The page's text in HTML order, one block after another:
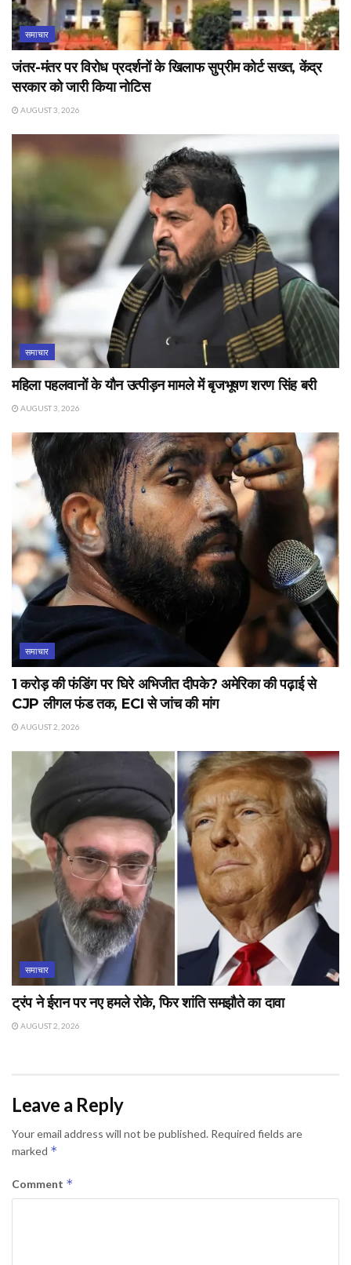
समाचार
जंतर-मंतर पर विरोध प्रदर्शनों के खिलाफ सुप्रीम कोर्ट सख्त, केंद्र
सरकार को जारी किया नोटिस
AUGUST 3, 2026
समाचार
महिला पहलवानों के यौन उत्पीड़न मामले में बृजभूषण शरण सिंह बरी
AUGUST 3, 2026
समाचार
1 करोड़ की फंडिंग पर घिरे अभिजीत दीपके? अमेरिका की पढ़ाई से
CJP लीगल फंड तक, ECI से जांच की मांग
AUGUST 2, 2026
समाचार
ट्रंप ने ईरान पर नए हमले रोके, फिर शांति समझौते का दावा
AUGUST 2, 2026
Leave a Reply
Your email address will not be published. Required fields are
marked *
Comment *